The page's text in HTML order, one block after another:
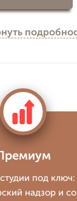
под ключ:
надзор и